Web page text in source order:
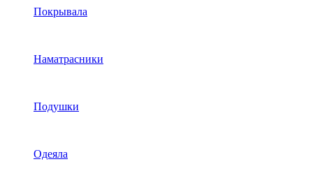
Покрывала
Наматрасники
Подушки
Одеяла